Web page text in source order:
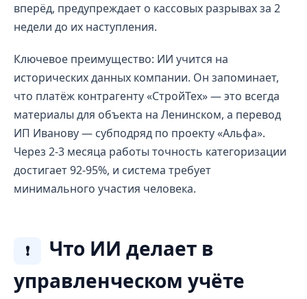
вперёд, предупреждает о кассовых разрывах за 2
недели до их наступления.
Ключевое преимущество: ИИ учится на
исторических данных компании. Он запоминает,
что платёж контрагенту «СтройТех» — это всегда
материалы для объекта на Ленинском, а перевод
ИП Иванову — субподряд по проекту «Альфа».
Через 2-3 месяца работы точность категоризации
достигает 92-95%, и система требует
минимального участия человека.
❗
Что ИИ делает в
управленческом учёте